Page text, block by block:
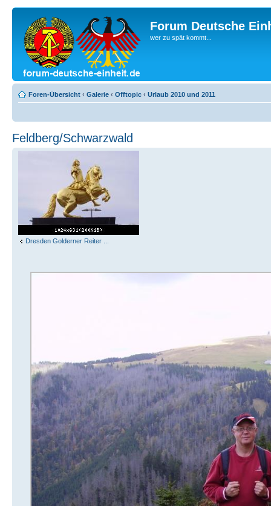
Forum Deutsche
wer zu spät kommt...
Foren-Übersicht ‹ Galerie ‹ Offtopic ‹ Urlaub 2010 und 2011
Feldberg/Schwarzwald
Dresden Golderner Reiter ...